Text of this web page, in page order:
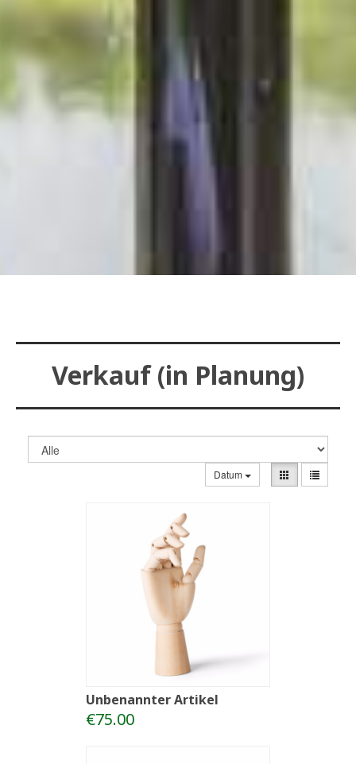
Verkauf (in Planung)
Datum
Unbenannter Artikel
€75.00